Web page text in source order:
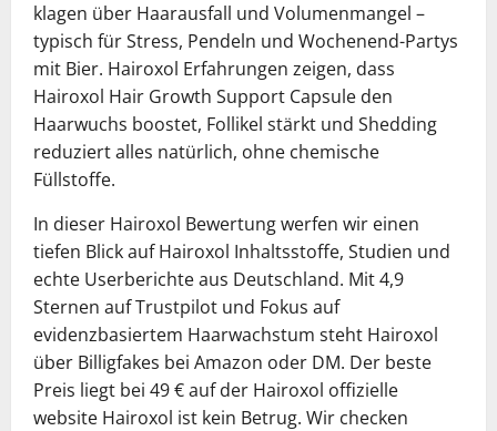
klagen über Haarausfall und Volumenmangel –
typisch für Stress, Pendeln und Wochenend-Partys
mit Bier. Hairoxol Erfahrungen zeigen, dass
Hairoxol Hair Growth Support Capsule den
Haarwuchs boostet, Follikel stärkt und Shedding
reduziert alles natürlich, ohne chemische
Füllstoffe.
In dieser Hairoxol Bewertung werfen wir einen
tiefen Blick auf Hairoxol Inhaltsstoffe, Studien und
echte Userberichte aus Deutschland. Mit 4,9
Sternen auf Trustpilot und Fokus auf
evidenzbasiertem Haarwachstum steht Hairoxol
über Billigfakes bei Amazon oder DM. Der beste
Preis liegt bei 49 € auf der Hairoxol offizielle
website Hairoxol ist kein Betrug. Wir checken